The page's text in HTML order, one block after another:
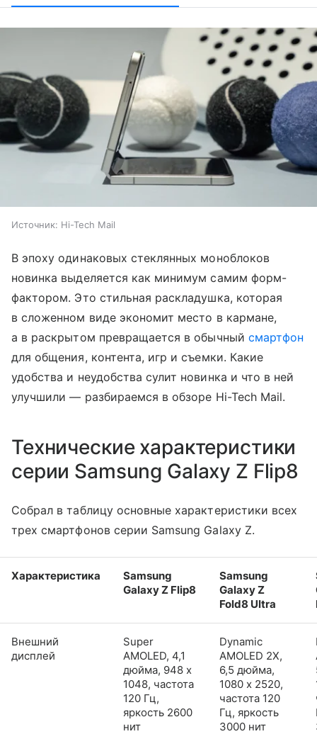
Источник: Hi-Tech Mail
В эпоху одинаковых стеклянных моноблоков
новинка выделяется как минимум самим форм-
фактором. Это стильная раскладушка, которая
в сложенном виде экономит место в кармане,
а в раскрытом превращается в обычный смартфон
для общения, контента, игр и съемки. Какие
удобства и неудобства сулит новинка и что в ней
улучшили — разбираемся в обзоре Hi-Tech Mail.
Технические характеристики
серии Samsung Galaxy Z Flip8
Собрал в таблицу основные характеристики всех
трех смартфонов серии Samsung Galaxy Z.
Характеристика
Samsung
Galaxy Z Flip8
Samsung
Galaxy Z
Fold8 Ultra
Внешний
дисплей
Super
AMOLED, 4,1
дюйма, 948 x
1048, частота
120 Гц,
яркость 2600
нит
Dynamic
AMOLED 2X,
6,5 дюйма,
1080 x 2520,
частота 120
Гц, яркость
3000 нит